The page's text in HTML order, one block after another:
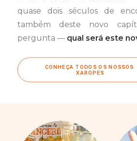
quase dois séculos de
também deste novo
pergunta — qual será este
CONHEÇA TODOS OS NOSSOS
XAROPES